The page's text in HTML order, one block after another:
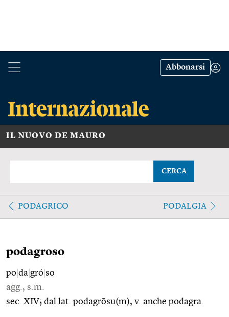
Abbonarsi
IL NUOVO DE MAURO
CERCA
PODAGRICO PODALGIA
podagroso
po da gró so
agg., s.m.
sec. XIV; dal lat. podagrōsu(m), v. anche podagra.